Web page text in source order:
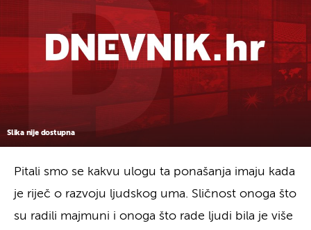
Slika nije dostupna
Pitali smo se kakvu ulogu ta ponašanja imaju kada
je riječ o razvoju ljudskog uma. Sličnost onoga što
su radili majmuni i onoga što rade ljudi bila je više